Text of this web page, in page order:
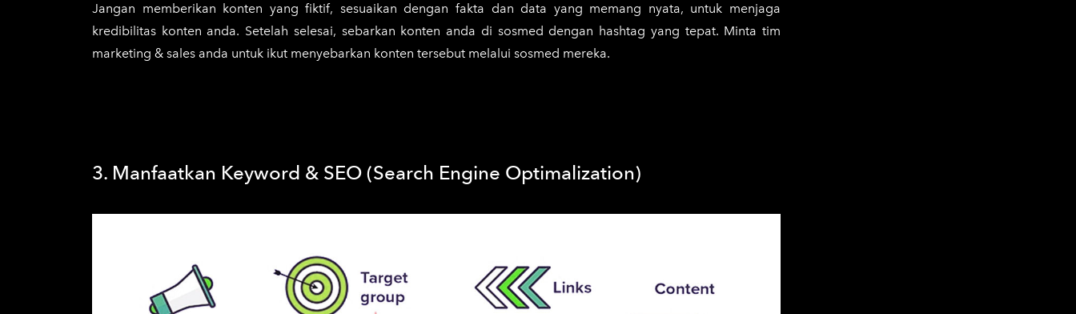
Jangan memberikan konten yang fiktif, sesuaikan dengan fakta dan data yang memang nyata, untuk menjaga
kredibilitas konten anda. Setelah selesai, sebarkan konten anda di sosmed dengan hashtag yang tepat. Minta tim
marketing & sales anda untuk ikut menyebarkan konten tersebut melalui sosmed mereka.
3. Manfaatkan Keyword & SEO (Search Engine Optimalization)